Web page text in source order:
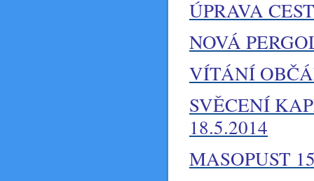
ÚPRAVA
NOVÁ
VÍTÁNÍ
SVĚCENÍ
18.5.2014
MASOPUST